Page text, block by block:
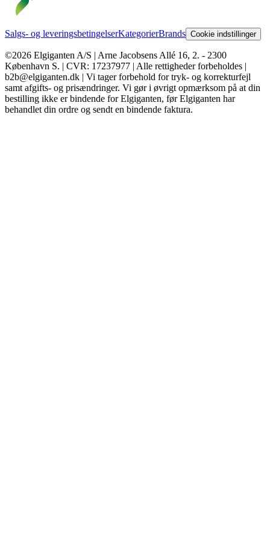
Salgs- og leveringsbetingelserKategorierBrands Cookie indstillinger
©2026 Elgiganten A/S | Arne Jacobsens Allé 16, 2. - 2300
København S. | CVR: 17237977 | Alle rettigheder forbeholdes |
b2b@elgiganten.dk | Vi tager forbehold for tryk- og korrekturfejl
samt afgifts- og prisændringer. Vi gør i øvrigt opmærksom på at din
bestilling ikke er bindende for Elgiganten, før Elgiganten har
behandlet din ordre og sendt en bindende faktura.